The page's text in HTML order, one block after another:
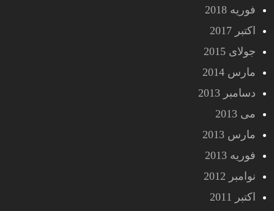
فوریه 2018
اکتبر 2017
جولای 2015
مارس 2014
دسامبر 2013
می 2013
مارس 2013
فوریه 2013
نوامبر 2012
اکتبر 2011